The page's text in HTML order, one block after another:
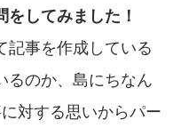
してみました！
記事を作成している
るのか、島にちなん
対する思いからパー